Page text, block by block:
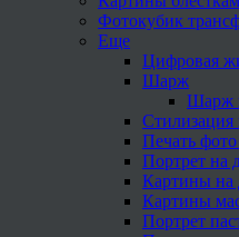
Фотокубик
Еще
Цифровая
Шарж
Шарж
Печать
Портрет на
Картины на
Картины
Портрет